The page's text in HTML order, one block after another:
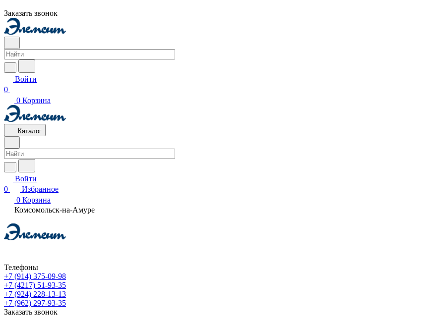
Заказать звонок
Войти
0
0 Корзина
Каталог
Войти
0
Избранное
0 Корзина
Комсомольск-на-Амуре
Телефоны
+7 (914) 375-09-98
+7 (4217) 51-93-35
+7 (924) 228-13-13
+7 (962) 297-93-35
Заказать звонок